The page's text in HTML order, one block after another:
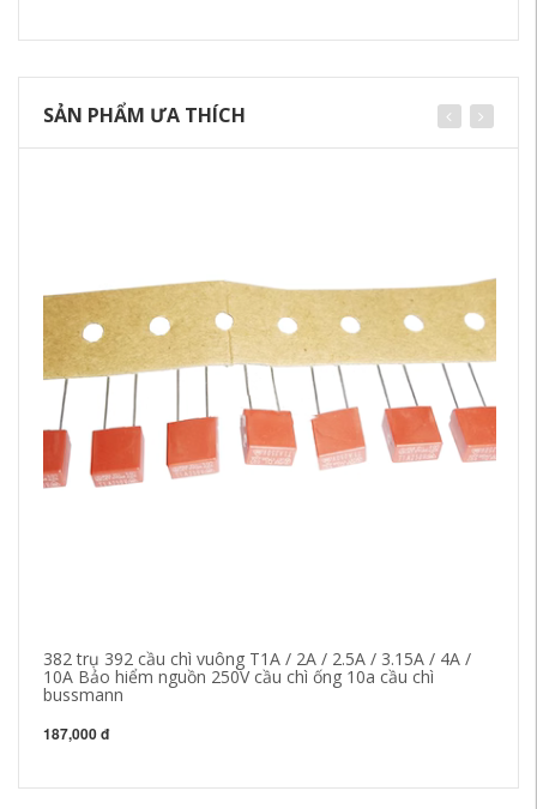
SẢN PHẨM ƯA THÍCH
382 trụ 392 cầu chì vuông T1A / 2A / 2.5A / 3.15A / 4A /
10A Bảo hiểm nguồn 250V cầu chì ống 10a cầu chì
bussmann
187,000 đ